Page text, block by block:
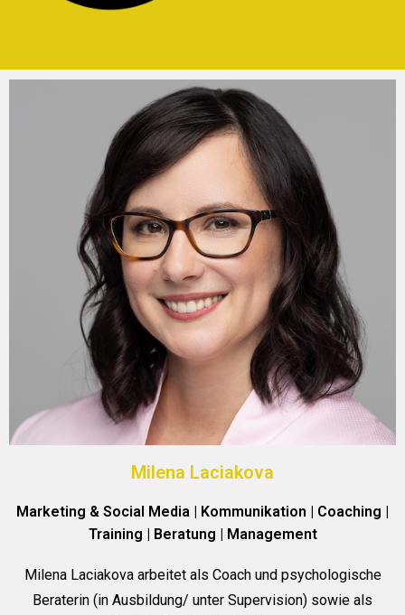
Milena Laciakova
Marketing & Social Media | Kommunikation | Coaching |
Training | Beratung | Management
Milena Laciakova arbeitet als Coach und psychologische
Beraterin (in Ausbildung/ unter Supervision) sowie als